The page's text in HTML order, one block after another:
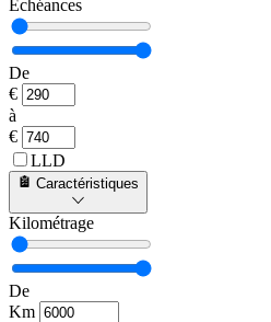
Échéances
De
€
à
€
LLD
Caractéristiques
Kilométrage
De
Km